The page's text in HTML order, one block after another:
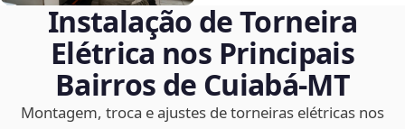
Instalação de Torneira
Elétrica nos Principais
Bairros de Cuiabá‑MT
Montagem, troca e ajustes de torneiras elétricas nos